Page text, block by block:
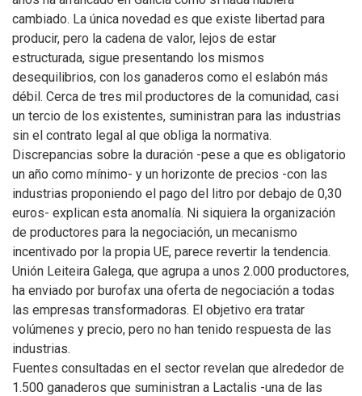
cambiado. La única novedad es que existe libertad para
producir, pero la cadena de valor, lejos de estar
estructurada, sigue presentando los mismos
desequilibrios, con los ganaderos como el eslabón más
débil. Cerca de tres mil productores de la comunidad, casi
un tercio de los existentes, suministran para las industrias
sin el contrato legal al que obliga la normativa.
Discrepancias sobre la duración -pese a que es obligatorio
un año como mínimo- y un horizonte de precios -con las
industrias proponiendo el pago del litro por debajo de 0,30
euros- explican esta anomalía. Ni siquiera la organización
de productores para la negociación, un mecanismo
incentivado por la propia UE, parece revertir la tendencia.
Unión Leiteira Galega, que agrupa a unos 2.000 productores,
ha enviado por burofax una oferta de negociación a todas
las empresas transformadoras. El objetivo era tratar
volúmenes y precio, pero no han tenido respuesta de las
industrias.
Fuentes consultadas en el sector revelan que alrededor de
1.500 ganaderos que suministran a Lactalis -una de las